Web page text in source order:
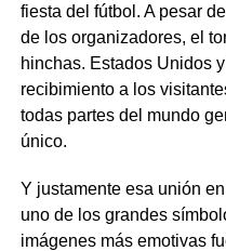
fiesta del fútbol. A pesar
de los organizadores, el
hinchas. Estados Unidos
recibimiento a los
todas partes del mundo
único.
Y justamente esa unión
uno de los grandes
imágenes más emotivas